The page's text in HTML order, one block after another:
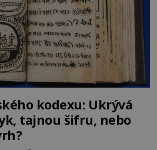
kodexu: Ukrývá
tajnou šifru, nebo